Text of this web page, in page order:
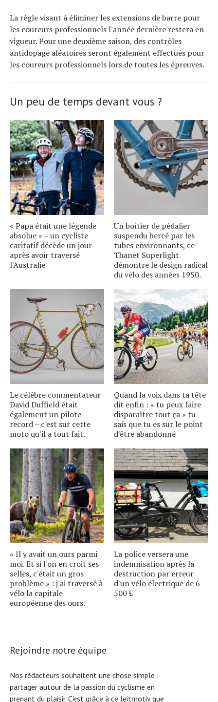
La règle visant à éliminer les extensions de barre pour
les coureurs professionnels l'année dernière restera en
vigueur. Pour une deuxième saison, des contrôles
antidopage aléatoires seront également effectués pour
les coureurs professionnels lors de toutes les épreuves.
Un peu de temps devant vous ?
« Papa était une légende
absolue » – un cycliste
caritatif décède un jour
après avoir traversé
l'Australie
Un boîtier de pédalier
suspendu bercé par les
tubes environnants, ce
Thanet Superlight
démontre le design radical
du vélo des années 1950.
Le célèbre commentateur
David Duffield était
également un pilote
record – c'est sur cette
moto qu'il a tout fait.
Quand la voix dans ta tête
dit enfin : « tu peux faire
disparaître tout ça » tu
sais que tu es sur le point
d'être abandonné
« Il y avait un ours parmi
moi. Et si l'on en croit ses
selles, c'était un gros
problème » : j'ai traversé à
vélo la capitale
européenne des ours.
La police versera une
indemnisation après la
destruction par erreur
d'un vélo électrique de 6
500 £
Rejoindre notre équipe
Nos rédacteurs souhaitent une chose simple :
partager autour de la passion du cyclisme en
prenant du plaisir. C'est grâce à ce leitmotiv que